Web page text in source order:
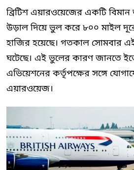
ব্রিটিশ এয়ারওয়েজের একটি বিমান
উড়াল দিয়ে ভুল করে ৮০০ মাইল
হাজির হয়েছে। গতকাল সোমবার
ঘটেছে। এই ভুলের কারণ জানতে
এভিয়েশনের কর্তৃপক্ষের সঙ্গে
এয়ারওয়েজ।